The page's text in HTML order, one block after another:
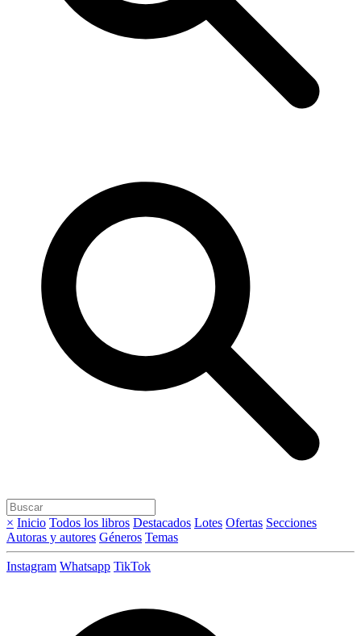
× Inicio Todos los libros Destacados Lotes Ofertas Secciones
Autoras y autores Géneros Temas
Instagram Whatsapp TikTok